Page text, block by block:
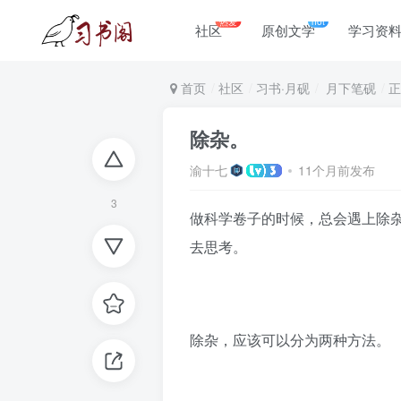
社区热爱 原创文学hot 学习资料
3
首页 社区 习书·月砚 月下笔砚
除杂。
渝十七 11个月前发布
做科学卷子的时候，总会遇上除
去思考。
除杂，应该可以分为两种方法。